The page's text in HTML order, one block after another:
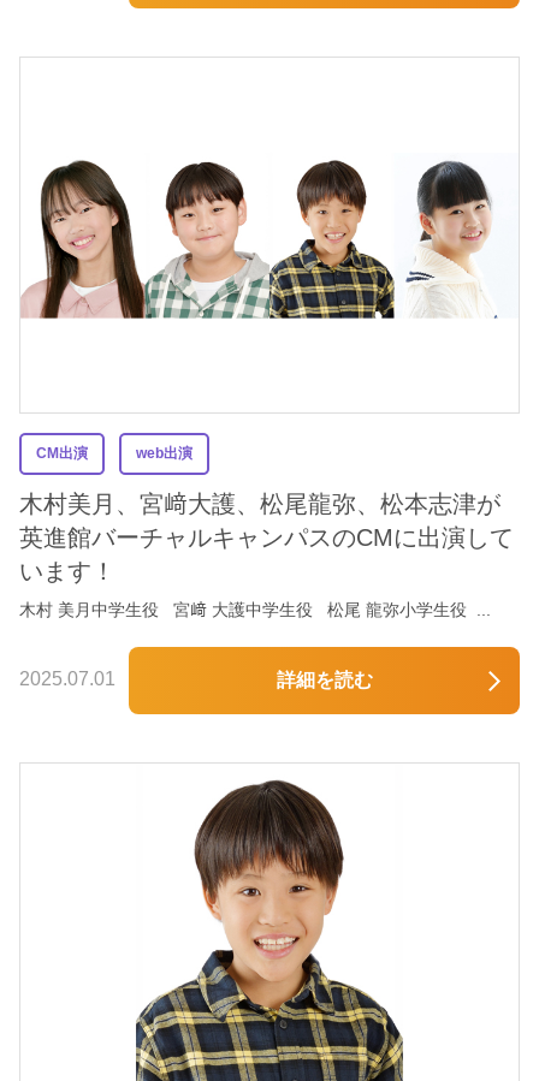
CM出演 web出演
木村美月、宮﨑大護、松尾龍弥、松本志津が
英進館バーチャルキャンパスのCMに出演して
います！
木村 美月中学生役 宮﨑 大護中学生役 松尾 龍弥小学生役 ...
2025.07.01 詳細を読む